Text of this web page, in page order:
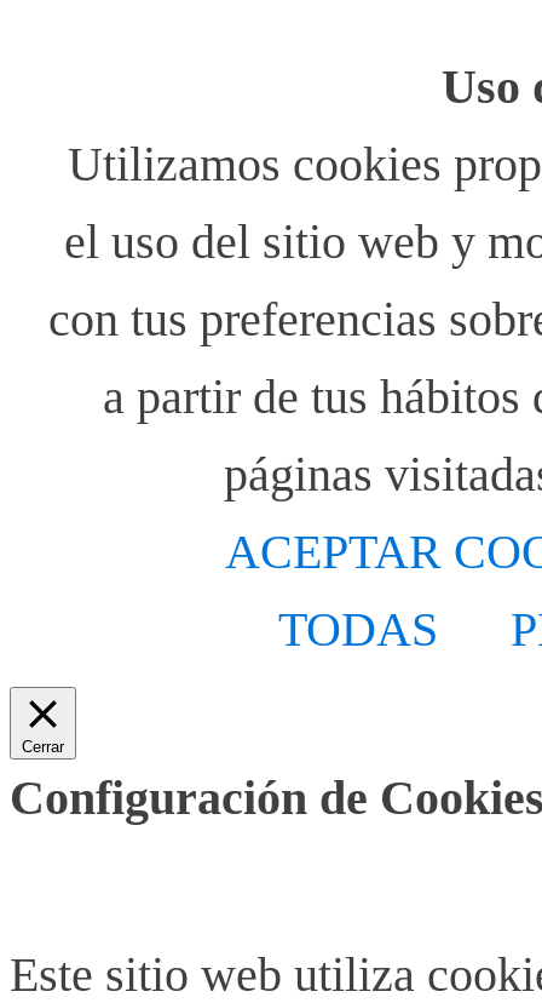
Uso
Utilizamos cookies
el uso del sitio web y
con tus preferencias
a partir de tus
páginas
ACEPTAR
TODAS
Cerrar
Configuración de
Este sitio web utiliza